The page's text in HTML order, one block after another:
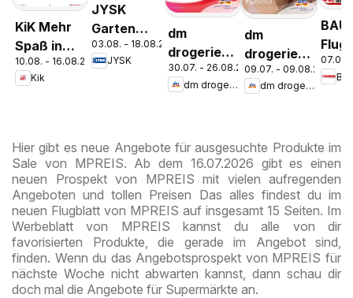
KiK Mehr
Spaß in
der Schule
10.08. - 16.08.2026
Kik
JYSK
Garten
Abverkauf
Spare Bis
03.08. - 18.08.2026
JYSK
dm
drogerie
markt
Journal
30.07. - 26.08.2026
dm drogerie markt
dm
drogerie
markt
Journal
09.07. - 09.08.2026
dm drogerie markt
07.08.
Hier gibt es neue Angebote für ausgesuchte Produkte im
Sale von MPREIS. Ab dem 16.07.2026 gibt es einen
neuen Prospekt von MPREIS mit vielen aufregenden
Angeboten und tollen Preisen Das alles findest du im
neuen Flugblatt von MPREIS auf insgesamt 15 Seiten. Im
Werbeblatt von MPREIS kannst du alle von dir
favorisierten Produkte, die gerade im Angebot sind,
finden. Wenn du das Angebotsprospekt von MPREIS für
nächste Woche nicht abwarten kannst, dann schau dir
doch mal die Angebote für Supermärkte an.